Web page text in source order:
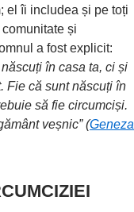
el îi includea și pe toți
și
a fost explicit:
în casa ta, ci și
Fie că sunt născuți în
să fie circumciși.
veșnic” (Geneza